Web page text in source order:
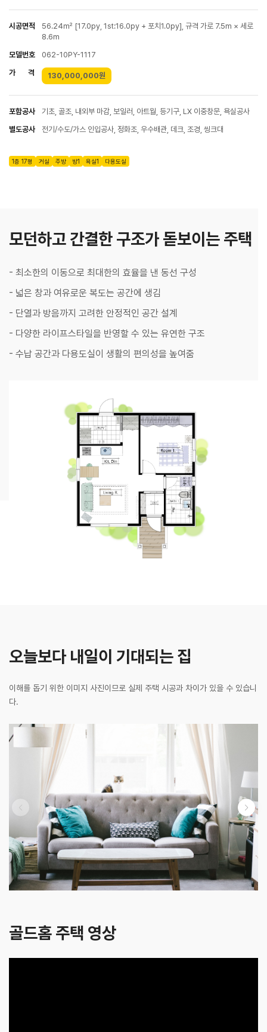
시공면적
56.24㎡ [17.0py, 1st:16.0py + 포치1.0py], 규격 가로 7.5m × 세로
8.6m
모델번호
062-10PY-1117
가 격
130,000,000원
포함공사
기초, 골조, 내외부 마감, 보일러, 아트월, 등기구, LX 이중창문, 욕실공사
별도공사
전기/수도/가스 인입공사, 정화조, 우수배관, 데크, 조경, 씽크대
1층 17평 거실 주방 방1 욕실1 다용도실
모던하고 간결한 구조가 돋보이는 주택
- 최소한의 이동으로 최대한의 효율을 낸 동선 구성
- 넓은 창과 여유로운 복도는 공간에 생김
- 단열과 방음까지 고려한 안정적인 공간 설계
- 다양한 라이프스타일을 반영할 수 있는 유연한 구조
- 수납 공간과 다용도실이 생활의 편의성을 높여줌
오늘보다 내일이 기대되는 집
이해를 돕기 위한 이미지 사진이므로 실제 주택 시공과 차이가 있을 수 있습니
다.
골드홈 주택 영상